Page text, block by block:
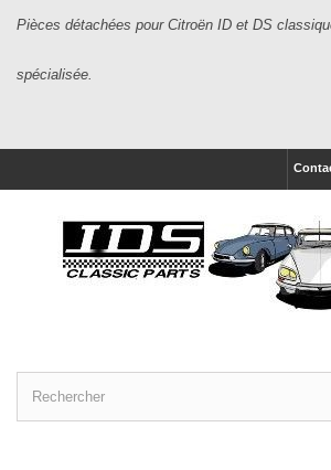
Pièces détachées pour Citroën ID et DS
spécialisée.